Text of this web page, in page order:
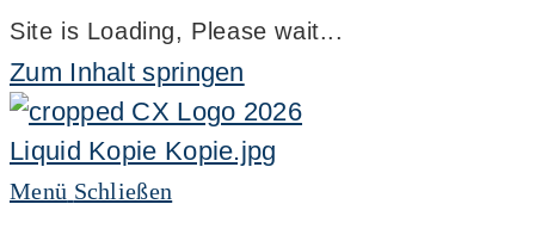
Site is Loading, Please wait...
Zum Inhalt springen
Menü Schließen